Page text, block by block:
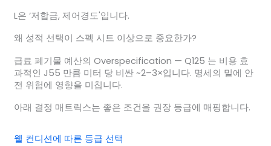
L은 ‘저합금, 제어경도'입니다.
왜 성적 선택이 스펙 시트 이상으로 중요한가?
급료 폐기물 예산의 Overspecification — Q125 는 비용 효
과적인 J55 만큼 미터 당 비싼 ~2–3×입니다. 명세의 밑에 안
전 위험에 영향을 미칩니다.
아래 결정 매트릭스는 좋은 조건을 권장 등급에 매핑합니다.
웰 컨디션에 따른 등급 선택